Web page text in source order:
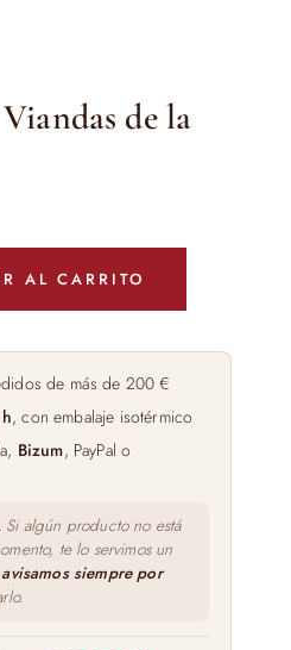
de la
AL CARRITO
de más de 200 €
, con embalaje isotérmico
Bizum, PayPal o
Si algún producto no está
te lo servimos un
siempre por